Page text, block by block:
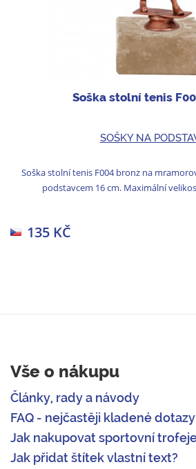
Soška stolní tenis
SOŠKY NA
Soška stolní tenis F004 bronz na
podstavcem 16 cm. Maximální
135 KČ
Vše o nákupu
Články, rady a návody
FAQ - nejčastěji kladené dotazy
Jak nakupovat sportovní
Jak přidat štítek vlastní text?